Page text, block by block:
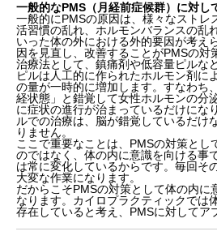
一般的なPMS（月経前症候群）に対し
一般的にPMSの原因は、様々なストレ
活習慣の乱れ、ホルモンバランスの乱
いった体の外における外的要因が考え
因を見直し、改善することがPMSの対
治療法として、鎮痛剤や低容量ピルな
ピルは人工的に作られたホルモン剤に
の量が一時的に増加します。すなわち
経状態」と錯覚して女性ホルモンの分
に症状の進行が治まっているだけにな
ルでの治療は、脳が錯覚しているだけ
りません。
ここで重要なことは、PMSの対策とし
のではなく、体の内に意識を向ける事
は常に変化しているからです。毎回そ
大変な作業になります。
だからこそPMSの対策として体の内に
なります。カイロプラクティックでは
存在していると考え、PMSに対してア